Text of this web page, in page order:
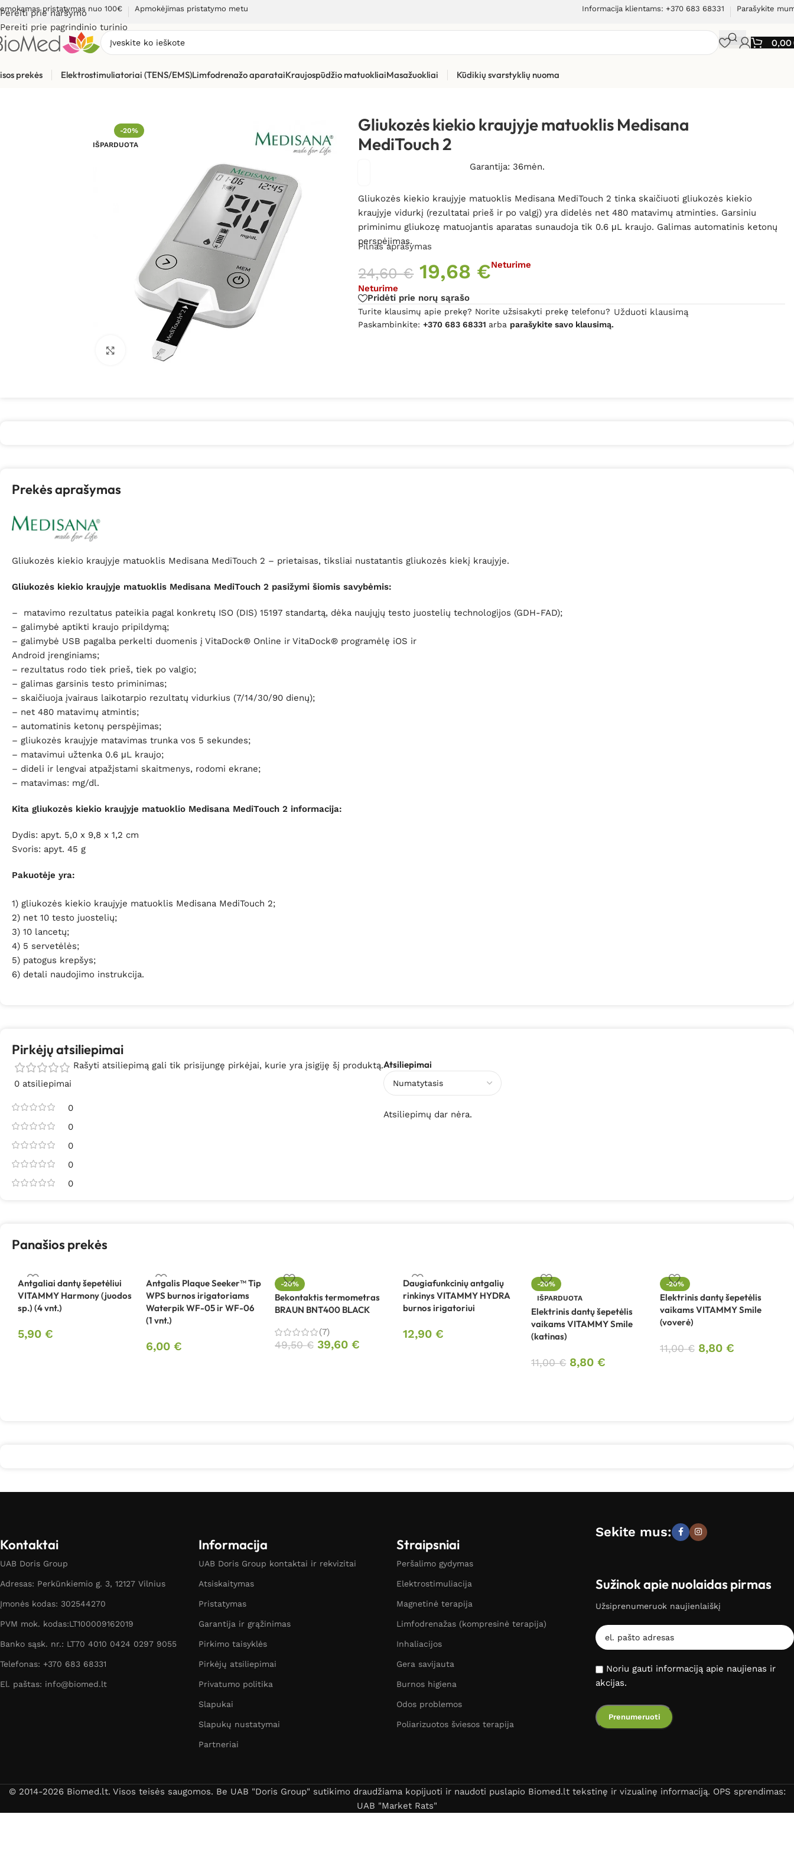
Pereiti prie naršymo
Pereiti prie pagrindinio turinio
pristatymas nuo 100€ Apmokėjimas pristatymo metu Informacija klientams: +370 683 68331 Parašykite
0,00
prekės Elektrostimuliatoriai (TENS/EMS)Limfodrenažo aparataiKraujospūdžio matuokliaiMasažuokliai Kūdikių svarstyklių nuoma
Sveikatos priežiūrai
-20%
IŠPARDUOTA
Spustelėkite, kad padidintumėte
Gliukozės kiekio kraujyje matuoklis Medisana
MediTouch 2
Garantija: 36mėn.
Gliukozės kiekio kraujyje matuoklis Medisana MediTouch 2 tinka skaičiuoti gliukozės kiekio
kraujyje vidurkį (rezultatai prieš ir po valgį) yra didelės net 480 matavimų atminties. Garsiniu
priminimu gliukozę matuojantis aparatas sunaudoja tik 0.6 μL kraujo. Galimas automatinis ketonų
perspėjimas.
Pilnas aprašymas
24,60€ 19,68 €Neturime
Neturime
Pridėti prie norų sąrašo
Turite klausimų apie prekę? Norite užsisakyti prekę telefonu?
Paskambinkite:+370 683 68331 arba parašykite savo klausimą.
Užduoti klausimą
Prekės aprašymas
Gliukozės kiekio kraujyje matuoklis Medisana MediTouch 2 – prietaisas, tiksliai nustatantis gliukozės kiekį kraujyje.
Gliukozės kiekio kraujyje matuoklis Medisana MediTouch 2 pasižymi šiomis savybėmis:
– matavimo rezultatus pateikia pagal konkretų ISO (DIS) 15197 standartą, dėka naujųjų testo juostelių technologijos (GDH-FAD);
– galimybė aptikti kraujo pripildymą;
– galimybė USB pagalba perkelti duomenis į VitaDock® Online ir VitaDock® programėlę iOS ir
Android įrenginiams;
– rezultatus rodo tiek prieš, tiek po valgio;
– galimas garsinis testo priminimas;
– skaičiuoja įvairaus laikotarpio rezultatų vidurkius (7/14/30/90 dienų);
– net 480 matavimų atmintis;
– automatinis ketonų perspėjimas;
– gliukozės kraujyje matavimas trunka vos 5 sekundes;
– matavimui užtenka 0.6 μL kraujo;
– dideli ir lengvai atpažįstami skaitmenys, rodomi ekrane;
– matavimas: mg/dl.
Kita gliukozės kiekio kraujyje matuoklio Medisana MediTouch 2 informacija:
Dydis: apyt. 5,0 x 9,8 x 1,2 cm
Svoris: apyt. 45 g
Pakuotėje yra:
1) gliukozės kiekio kraujyje matuoklis Medisana MediTouch 2;
2) net 10 testo juostelių;
3) 10 lancetų;
4) 5 servetėlės;
5) patogus krepšys;
6) detali naudojimo instrukcija.
Pirkėjų atsiliepimai
0 atsiliepimai
0
0
0
0
0
Atsiliepimai
Atsiliepimų dar nėra.
Rašyti atsiliepimą gali tik prisijungę pirkėjai, kurie yra įsigiję šį produktą.
Panašios prekės
Antgaliai dantų šepetėliui
VITAMMY Harmony (juodos
sp.) (4 vnt.)
5,90 €
Antgalis Plaque Seeker™ Tip
WPS burnos irigatoriams
Waterpik WF-05 ir WF-06
(1 vnt.)
6,00€
-20%
Bekontaktis termometras
BRAUN BNT400 BLACK
(7)
49,50€ 39,60 €
Daugiafunkcinių antgalių
rinkinys VITAMMY HYDRA
burnos irigatoriui
12,90 €
-20%
IŠPARDUOTA
Elektrinis dantų šepetėlis
vaikams VITAMMY Smile
(katinas)
11,00€ 8,80€
-20%
Elektrinis dantų šepetėlis
vaikams VITAMMY Smile
(voverė)
11,00€ 8,80 €
Kontaktai
UAB Doris Group
Adresas: Perkūnkiemio g. 3, 12127 Vilnius
Įmonės kodas: 302544270
PVM mok. kodas:LT100009162019
Banko sąsk. nr.: LT70 4010 0424 0297 9055
Telefonas: +370 683 68331
El. paštas: info@biomed.lt
Informacija
UAB Doris Group kontaktai ir rekvizitai
Atsiskaitymas
Pristatymas
Garantija ir grąžinimas
Pirkimo taisyklės
Pirkėjų atsiliepimai
Privatumo politika
Slapukai
Slapukų nustatymai
Partneriai
Straipsniai
Peršalimo gydymas
Elektrostimuliacija
Magnetinė terapija
Limfodrenažas (kompresinė terapija)
Inhaliacijos
Gera savijauta
Burnos higiena
Odos problemos
Poliarizuotos šviesos terapija
Sekite mus:
Sužinok apie nuolaidas pirmas
Užsiprenumeruok naujienlaiškį
Noriu gauti informaciją apie naujienas ir
akcijas.
© 2014-2026 Biomed.lt. Visos teisės saugomos. Be UAB "Doris Group" sutikimo draudžiama kopijuoti ir naudoti puslapio Biomed.lt tekstinę ir vizualinę informaciją. OPS sprendimas:
UAB "Market Rats"